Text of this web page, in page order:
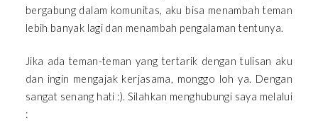
bergabung dalam komunitas, aku bisa menambah teman
lebih banyak lagi dan menambah pengalaman tentunya.
Jika ada teman-teman yang tertarik dengan tulisan aku
dan ingin mengajak kerjasama, monggo loh ya. Dengan
sangat senang hati :). Silahkan menghubungi saya melalui
: